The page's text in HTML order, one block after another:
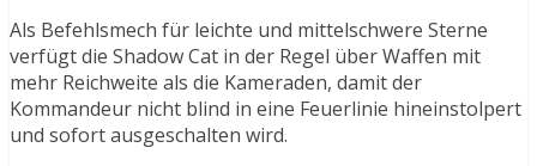
Als Befehlsmech für leichte und mittelschwere Sterne
verfügt die Shadow Cat in der Regel über Waffen mit
mehr Reichweite als die Kameraden, damit der
Kommandeur nicht blind in eine Feuerlinie hineinstolpert
und sofort ausgeschalten wird.